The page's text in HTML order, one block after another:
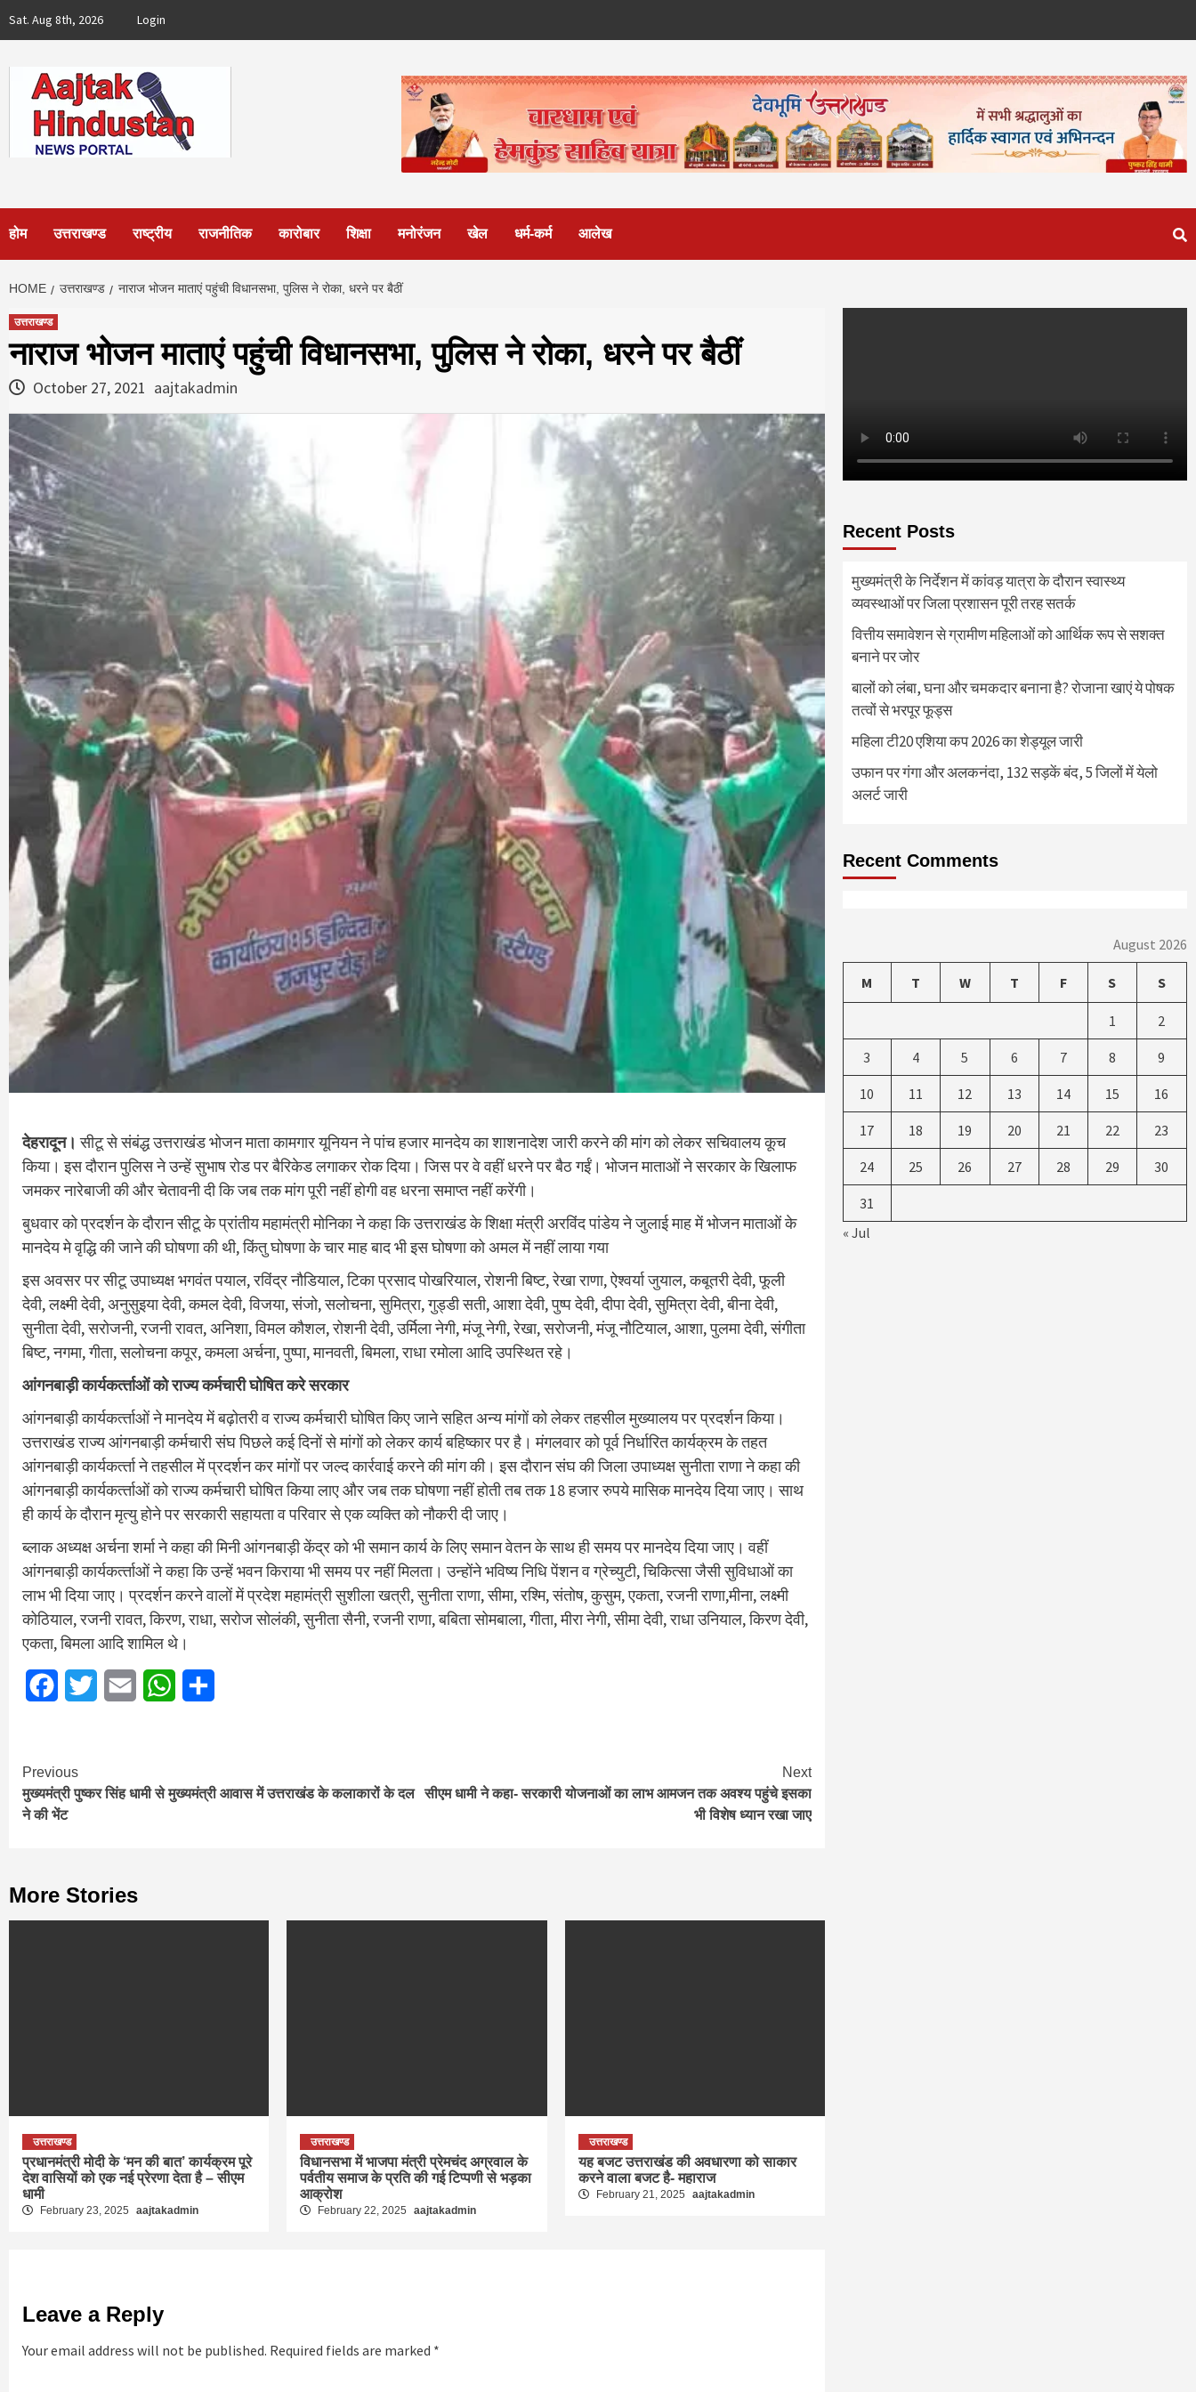
Sat. Aug 8th, 2026 Login
होम उत्तराखण्ड राष्ट्रीय राजनीतिक कारोबार शिक्षा मनोरंजन खेल धर्म-कर्म आलेख
HOME उत्तराखण्ड नाराज भोजन माताएं पहुंची विधानसभा, पुलिस ने रोका, धरने पर बैठीं
उत्तराखण्ड
नाराज भोजन माताएं पहुंची विधानसभा, पुलिस ने रोका, धरने पर बैठीं
October 27, 2021 aajtakadmin
देहरादून।सीटू से संबंद्ध उत्तराखंड भोजन माता कामगार यूनियन ने पांच हजार मानदेय का शाशनादेश जारी करने की मांग को लेकर सचिवालय कूच
किया। इस दौरान पुलिस ने उन्हें सुभाष रोड पर बैरिकेड लगाकर रोक दिया। जिस पर वे वहीं धरने पर बैठ गईं। भोजन माताओं ने सरकार के खिलाफ
जमकर नारेबाजी की और चेतावनी दी कि जब तक मांग पूरी नहीं होगी वह धरना समाप्त नहीं करेंगी।
बुधवार को प्रदर्शन के दौरान सीटू के प्रांतीय महामंत्री मोनिका ने कहा कि उत्तराखंड के शिक्षा मंत्री अरविंद पांडेय ने जुलाई माह में भोजन माताओं के
मानदेय मे वृद्धि की जाने की घोषणा की थी, किंतु घोषणा के चार माह बाद भी इस घोषणा को अमल में नहीं लाया गया
इस अवसर पर सीटू उपाध्यक्ष भगवंत पयाल, रविंद्र नौडियाल, टिका प्रसाद पोखरियाल, रोशनी बिष्ट, रेखा राणा, ऐश्वर्या जुयाल, कबूतरी देवी, फूली
देवी, लक्ष्मी देवी, अनुसुइया देवी, कमल देवी, विजया, संजो, सलोचना, सुमित्रा, गुड्डी सती, आशा देवी, पुष्प देवी, दीपा देवी, सुमित्रा देवी, बीना देवी,
सुनीता देवी, सरोजनी, रजनी रावत, अनिशा, विमल कौशल, रोशनी देवी, उर्मिला नेगी, मंजू नेगी, रेखा, सरोजनी, मंजू नौटियाल, आशा, पुलमा देवी, संगीता
बिष्ट, नगमा, गीता, सलोचना कपूर, कमला अर्चना, पुष्पा, मानवती, बिमला, राधा रमोला आदि उपस्थित रहे।
आंगनबाड़ी कार्यकर्त्‍ताओं को राज्य कर्मचारी घोषित करे सरकार
आंगनबाड़ी कार्यकर्त्‍ताओं ने मानदेय में बढ़ोतरी व राज्य कर्मचारी घोषित किए जाने सहित अन्य मांगों को लेकर तहसील मुख्यालय पर प्रदर्शन किया।
उत्तराखंड राज्य आंगनबाड़ी कर्मचारी संघ पिछले कई दिनों से मांगों को लेकर कार्य बहिष्कार पर है। मंगलवार को पूर्व निर्धारित कार्यक्रम के तहत
आंगनबाड़ी कार्यकर्त्‍ता ने तहसील में प्रदर्शन कर मांगों पर जल्द कार्रवाई करने की मांग की। इस दौरान संघ की जिला उपाध्यक्ष सुनीता राणा ने कहा की
आंगनबाड़ी कार्यकर्त्‍ताओं को राज्य कर्मचारी घोषित किया लाए और जब तक घोषणा नहीं होती तब तक 18 हजार रुपये मासिक मानदेय दिया जाए। साथ
ही कार्य के दौरान मृत्यु होने पर सरकारी सहायता व परिवार से एक व्यक्ति को नौकरी दी जाए।
ब्लाक अध्यक्ष अर्चना शर्मा ने कहा की मिनी आंगनबाड़ी केंद्र को भी समान कार्य के लिए समान वेतन के साथ ही समय पर मानदेय दिया जाए। वहीं
आंगनबाड़ी कार्यकर्त्‍ताओं ने कहा कि उन्हें भवन किराया भी समय पर नहीं मिलता। उन्होंने भविष्य निधि पेंशन व ग्रेच्युटी, चिकित्सा जैसी सुविधाओं का
लाभ भी दिया जाए। प्रदर्शन करने वालों में प्रदेश महामंत्री सुशीला खत्री, सुनीता राणा, सीमा, रश्मि, संतोष, कुसुम, एकता, रजनी राणा,मीना, लक्ष्मी
कोठियाल, रजनी रावत, किरण, राधा, सरोज सोलंकी, सुनीता सैनी, रजनी राणा, बबिता सोमबाला, गीता, मीरा नेगी, सीमा देवी, राधा उनियाल, किरण देवी,
एकता, बिमला आदि शामिल थे।
FacebookTwitter Email WhatsApp
Continue
Reading
Previous
मुख्यमंत्री पुष्कर सिंह धामी से मुख्यमंत्री आवास में उत्तराखंड के कलाकारों के दल
ने की भेंट
Next
सीएम धामी ने कहा- सरकारी योजनाओं का लाभ आमजन तक अवश्य पहुंचे इसका
भी विशेष ध्यान रखा जाए
More Stories
उत्तराखण्ड
प्रधानमंत्री मोदी के ‘मन की बात’ कार्यक्रम पूरे
देश वासियों को एक नई प्रेरणा देता है – सीएम
धामी
February 23, 2025 aajtakadmin
उत्तराखण्ड
विधानसभा में भाजपा मंत्री प्रेमचंद अग्रवाल के
पर्वतीय समाज के प्रति की गई टिप्पणी से भड़का
आक्रोश
February 22, 2025 aajtakadmin
उत्तराखण्ड
यह बजट उत्तराखंड की अवधारणा को साकार
करने वाला बजट है- महाराज
February 21, 2025 aajtakadmin
Leave a Reply
Your email address will not be published. Required fields are marked *
Recent Posts
मुख्यमंत्री के निर्देशन में कांवड़ यात्रा के दौरान स्वास्थ्य
व्यवस्थाओं पर जिला प्रशासन पूरी तरह सतर्क
वित्तीय समावेशन से ग्रामीण महिलाओं को आर्थिक रूप से सशक्त
बनाने पर जोर
बालों को लंबा, घना और चमकदार बनाना है? रोजाना खाएं ये पोषक
तत्वों से भरपूर फूड्स
महिला टी20 एशिया कप 2026 का शेड्यूल जारी
उफान पर गंगा और अलकनंदा, 132 सड़कें बंद, 5 जिलों में येलो
अलर्ट जारी
Recent Comments
August 2026
M T W T F S S
1 2
3 4 5 6 7 8 9
10 11 12 13 14 15 16
17 18 19 20 21 22 23
24 25 26 27 28 29 30
31
« Jul